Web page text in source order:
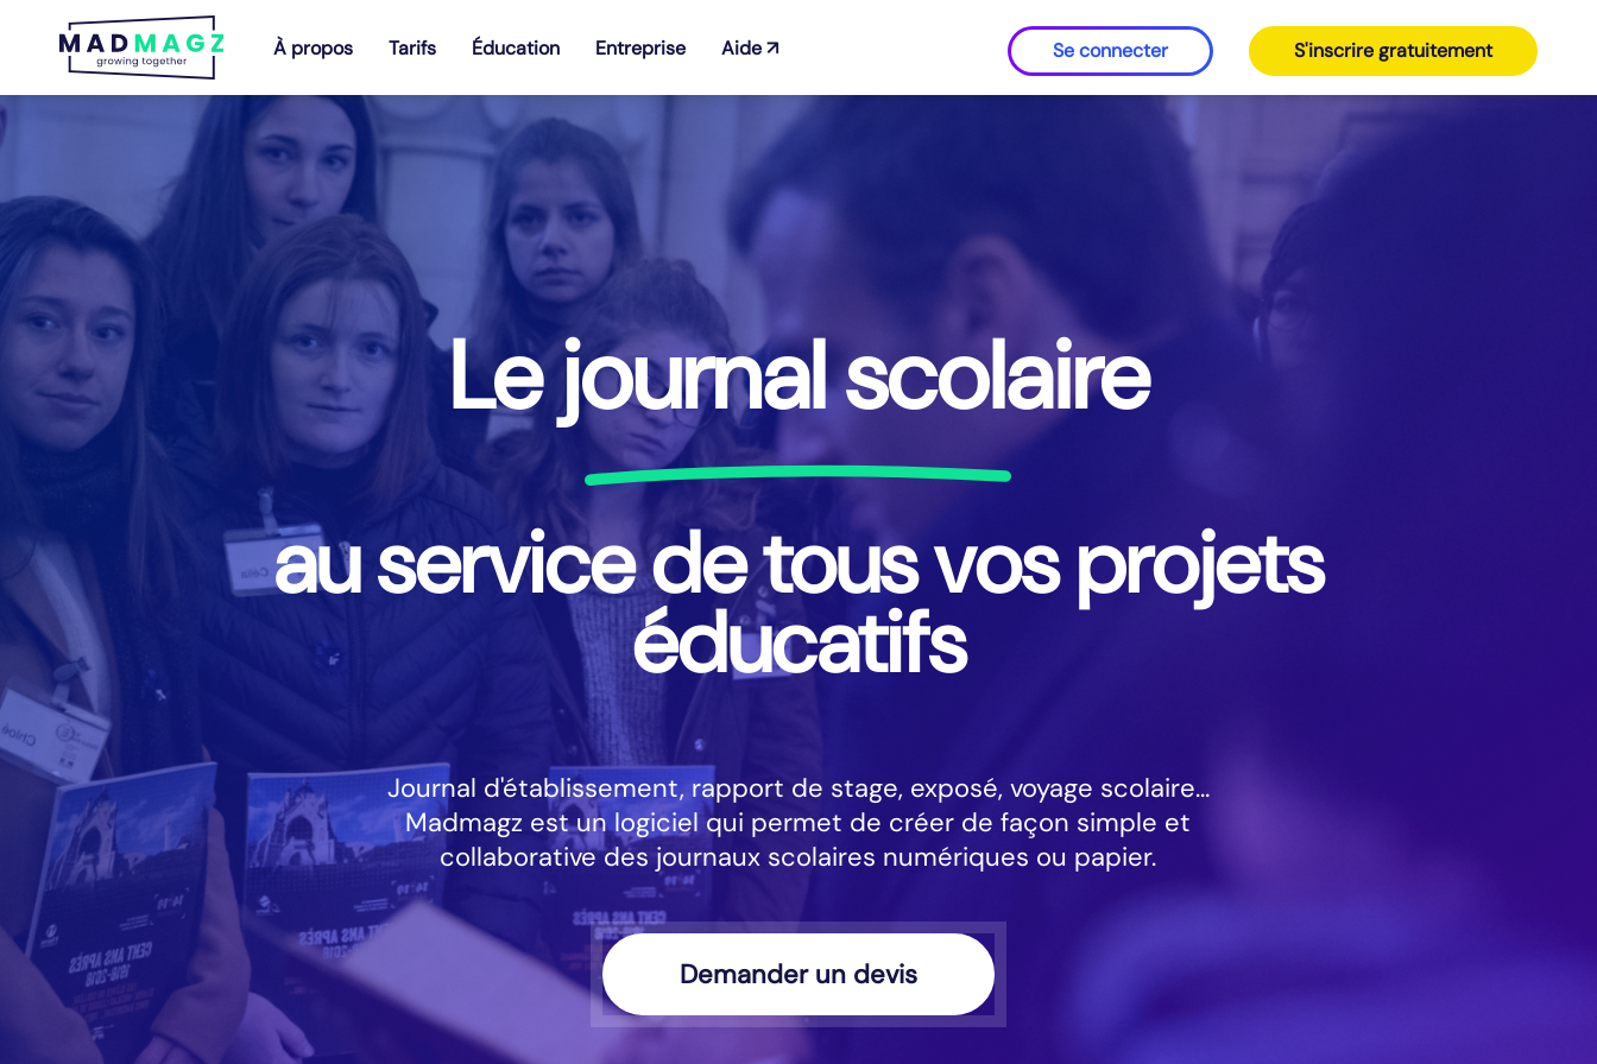
À propos Tarifs Éducation Entreprise Aide ↗ S'inscrire gratuitement
Se connecter
Le journal scolaire
au service de tous vos projets
éducatifs
Journal d'établissement, rapport de stage, exposé, voyage scolaire…
Madmagz est un logiciel qui permet de créer de façon simple et
collaborative des journaux scolaires numériques ou papier.
Demander un devis